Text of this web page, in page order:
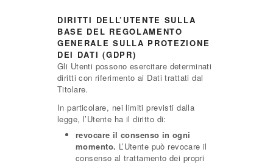
DIRITTI DELL’UTENTE SULLA
BASE DEL REGOLAMENTO
GENERALE SULLA PROTEZIONE
DEI DATI (GDPR)
Gli Utenti possono esercitare determinati
diritti con riferimento ai Dati trattati dal
Titolare.
In particolare, nei limiti previsti dalla
legge, l’Utente ha il diritto di:
revocare il consenso in ogni
momento. L’Utente può revocare il
consenso al trattamento dei propri